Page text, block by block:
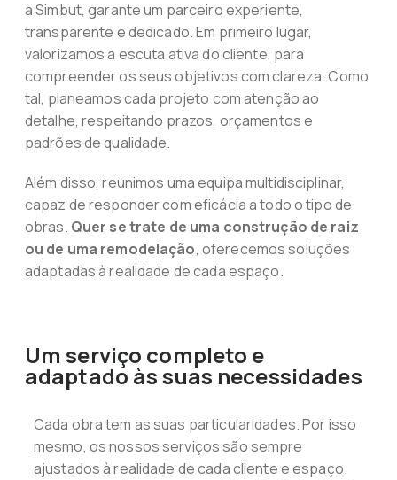
a Simbut, garante um parceiro experiente,
transparente e dedicado. Em primeiro lugar,
valorizamos a escuta ativa do cliente, para
compreender os seus objetivos com clareza. Como
tal, planeamos cada projeto com atenção ao
detalhe, respeitando prazos, orçamentos e
padrões de qualidade.
Além disso, reunimos uma equipa multidisciplinar,
capaz de responder com eficácia a todo o tipo de
obras. Quer se trate de uma construção de raiz
ou de uma remodelação, oferecemos soluções
adaptadas à realidade de cada espaço.
Um serviço completo e
adaptado às suas necessidades
Cada obra tem as suas particularidades. Por isso
mesmo, os nossos serviços são sempre
ajustados à realidade de cada cliente e espaço.